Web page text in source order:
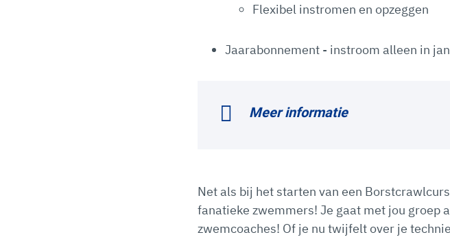
Flexibel instromen en opzeggen
Jaarabonnement - instroom alleen in
Meer informatie
Net als bij het starten van een
fanatieke zwemmers! Je gaat met jou groep
zwemcoaches! Of je nu twijfelt over je